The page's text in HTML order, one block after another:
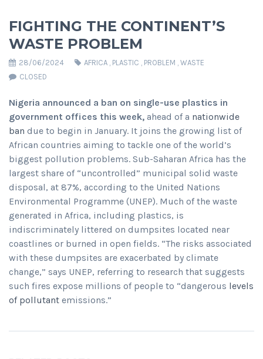
FIGHTING THE CONTINENT’S
WASTE PROBLEM
28/06/2024 AFRICA , PLASTIC , PROBLEM , WASTE
CLOSED
Nigeria announced a ban on single-use plastics in
government offices this week, ahead of a nationwide
ban due to begin in January. It joins the growing list of
African countries aiming to tackle one of the world’s
biggest pollution problems. Sub-Saharan Africa has the
largest share of “uncontrolled” municipal solid waste
disposal, at 87%, according to the United Nations
Environmental Programme (UNEP). Much of the waste
generated in Africa, including plastics, is
indiscriminately littered on dumpsites located near
coastlines or burned in open fields. “The risks associated
with these dumpsites are exacerbated by climate
change,” says UNEP, referring to research that suggests
such fires expose millions of people to “dangerous levels
of pollutant emissions.”